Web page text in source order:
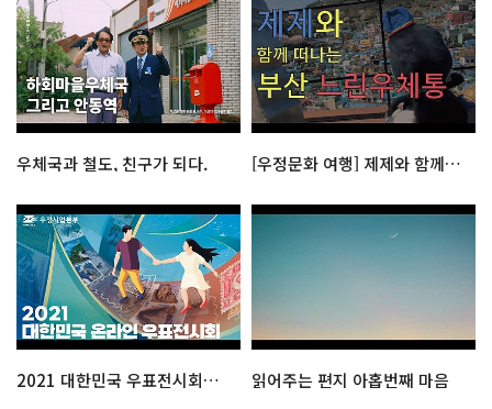
우체국과 철도, 친구가 되다. [우정문화 여행] 제제와 함께 떠나는 부산 느린우체통
2021 대한민국 우표전시회를 소개합니다. 읽어주는 편지 아홉번째 마음